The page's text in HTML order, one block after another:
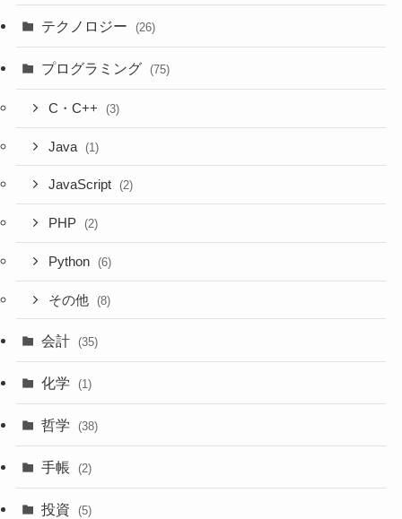
テクノロジー (26)
プログラミング (75)
C・C++ (3)
Java (1)
JavaScript (2)
PHP (2)
Python (6)
その他 (8)
会計 (35)
化学 (1)
哲学 (38)
手帳 (2)
投資 (5)